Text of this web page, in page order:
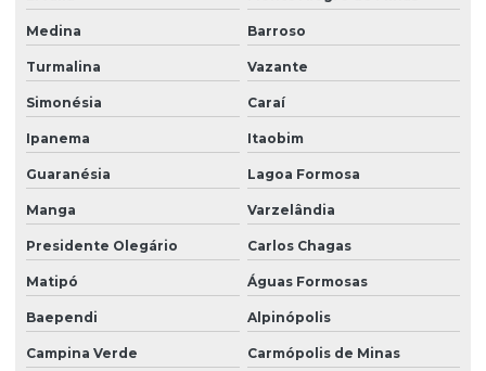
Medina Barroso
Turmalina Vazante
Simonésia Caraí
Ipanema Itaobim
Guaranésia Lagoa Formosa
Manga Varzelândia
Presidente Olegário Carlos Chagas
Matipó Águas Formosas
Baependi Alpinópolis
Campina Verde Carmópolis de Minas